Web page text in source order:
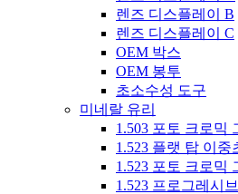
렌즈 디스플레이 B
렌즈 디스플레이 C
OEM 박스
OEM 봉투
초소수성 도구
미네랄 유리
1.503 포토 크로믹
1.523 플랫 탑 이중
1.523 포토 크로믹
1.523 프로그레시브